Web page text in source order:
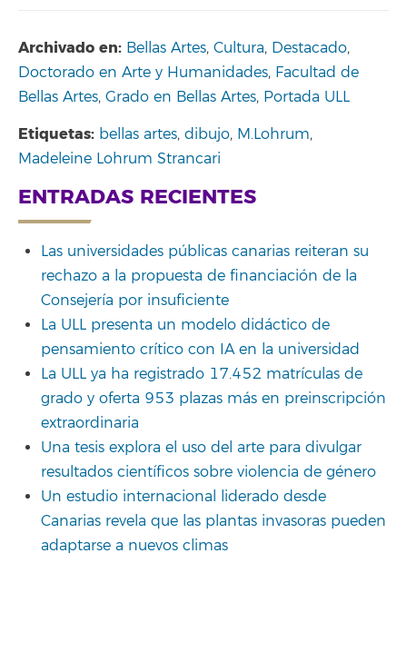
Archivado en: Bellas Artes, Cultura, Destacado,
Doctorado en Arte y Humanidades, Facultad de
Bellas Artes, Grado en Bellas Artes, Portada ULL
Etiquetas: bellas artes, dibujo, M.Lohrum,
Madeleine Lohrum Strancari
ENTRADAS RECIENTES
Las universidades públicas canarias reiteran su
rechazo a la propuesta de financiación de la
Consejería por insuficiente
La ULL presenta un modelo didáctico de
pensamiento crítico con IA en la universidad
La ULL ya ha registrado 17.452 matrículas de
grado y oferta 953 plazas más en preinscripción
extraordinaria
Una tesis explora el uso del arte para divulgar
resultados científicos sobre violencia de género
Un estudio internacional liderado desde
Canarias revela que las plantas invasoras pueden
adaptarse a nuevos climas